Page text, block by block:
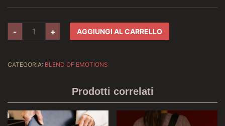
-
BEAUTY
JUTA
+ AGGIUNGI AL CARRELLO
CATEGORIA: BLEND OF EMOTIONS
Prodotti correlati